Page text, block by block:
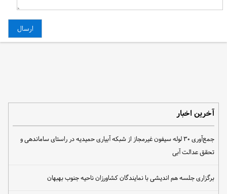
آخرین اخبار
جمع‌آوری ۳۰ لوله سیفون غیرمجاز از شبکه آبیاری حمیدیه در راستای ساماندهی و
تحقق عدالت آبی
برگزاری جلسه هم اندیشی با نمایندگان کشاورزان ناحیه جنوب بهبهان